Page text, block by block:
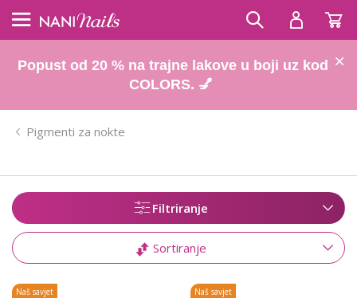
Popust od 20 % na trajne lakove u boji uz kod
COLORS. 💅
Pigmenti za nokte
Filtriranje
Sortiranje
Naš savjet
Naš savjet